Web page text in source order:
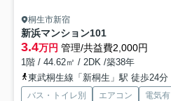
桐生市新宿
新浜マンション101
3.4万円 管理/共益費2,000円
1階 / 44.62㎡ / 2DK /築38年
東武桐生線「新桐生」駅 徒歩24分
バス・トイレ別 エアコン 電気有